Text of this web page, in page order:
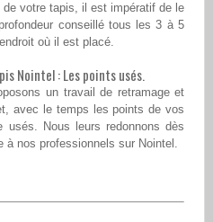
votre tapis, il est impératif de le
conseillé tous les 3 à 5
où il est placé.
Nointel : Les points usés.
un travail de retramage et
avec le temps les points de vos
Nous leurs redonnons dès
à nos professionnels sur Nointel.